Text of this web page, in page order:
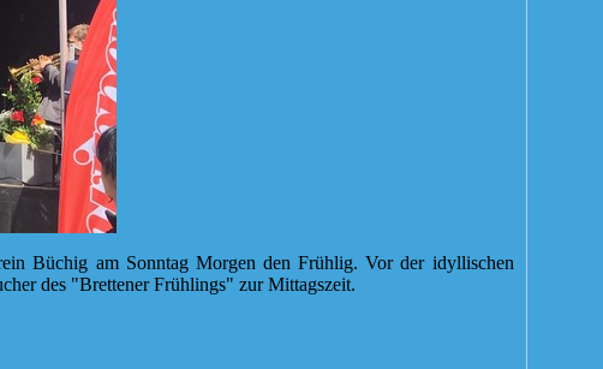
Büchig am Sonntag Morgen den Frühlig. Vor der idyllischen
des "Brettener Frühlings" zur Mittagszeit.